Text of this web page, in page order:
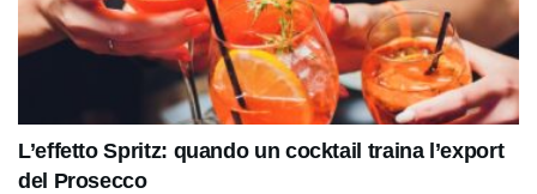
L’effetto Spritz: quando un cocktail traina l’export
del Prosecco